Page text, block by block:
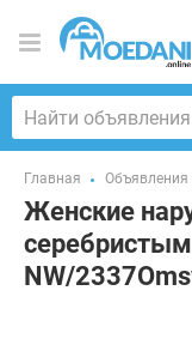
Главная Объявления
Женские
NW/